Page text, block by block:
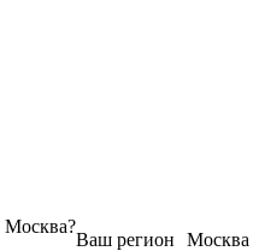
Москва
Ваш регион
Москва?